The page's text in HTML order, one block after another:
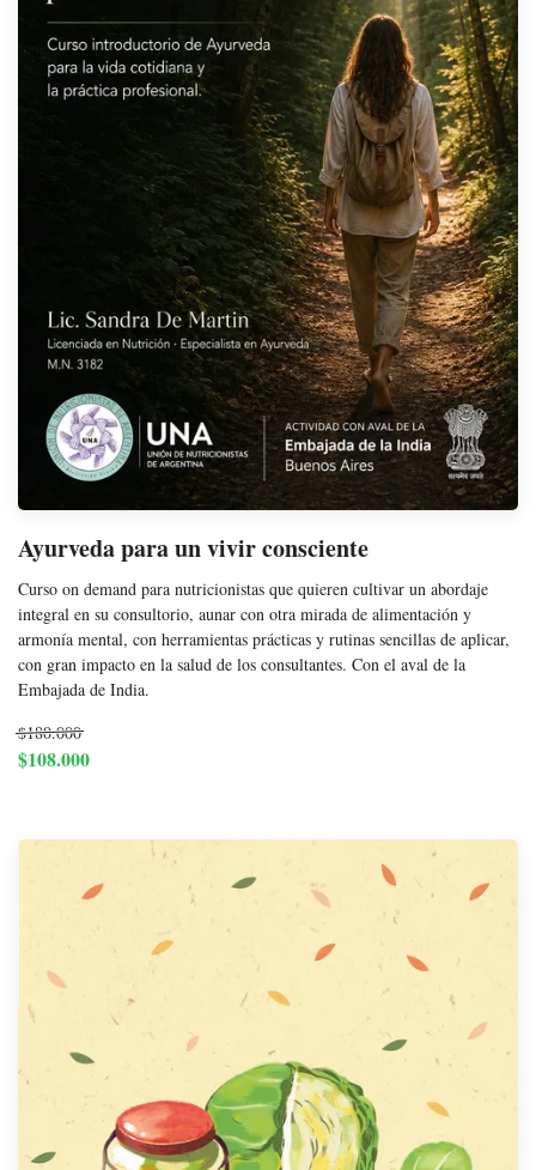
Ayurveda para un vivir consciente
Curso on demand para nutricionistas que quieren cultivar un abordaje
integral en su consultorio, aunar con otra mirada de alimentación y
armonía mental, con herramientas prácticas y rutinas sencillas de aplicar,
con gran impacto en la salud de los consultantes. Con el aval de la
Embajada de India.
$180.000
$108.000